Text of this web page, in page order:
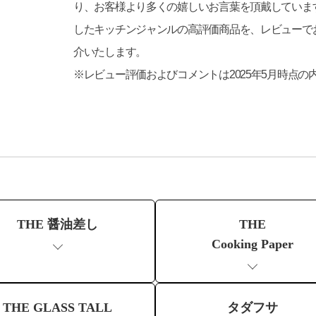
り、お客様より多くの嬉しいお言葉を頂戴してい
したキッチンジャンルの高評価商品を、レビュー
介いたします。
※レビュー評価およびコメントは2025年5月時点の
THE 醤油差し
THE
Cooking Paper
THE GLASS TALL タダフサ